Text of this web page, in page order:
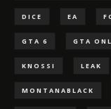
DICE EA
GTA 6 GTA
KNOSSI LEAK
MONTANABLACK